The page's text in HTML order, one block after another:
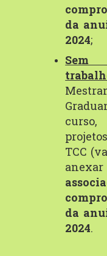
da
2024;
Sem
TCC
da
2024.